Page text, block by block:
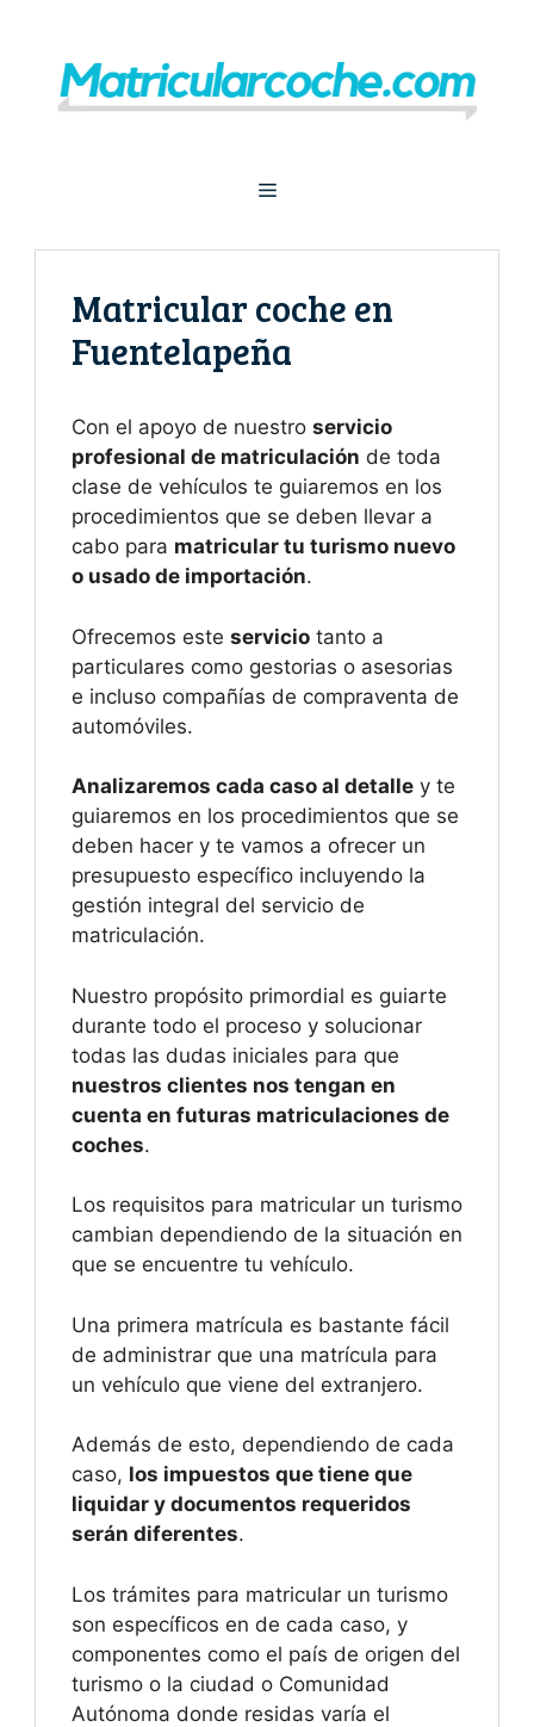
contenido
Menú
Matricular coche en
Fuentelapeña
Con el apoyo de nuestro servicio
profesional de matriculación de toda
clase de vehículos te guiaremos en los
procedimientos que se deben llevar a
cabo para matricular tu turismo nuevo
o usado de importación.
Ofrecemos este servicio tanto a
particulares como gestorias o asesorias
e incluso compañías de compraventa de
automóviles.
Analizaremos cada caso al detalle y te
guiaremos en los procedimientos que se
deben hacer y te vamos a ofrecer un
presupuesto específico incluyendo la
gestión integral del servicio de
matriculación.
Nuestro propósito primordial es guiarte
durante todo el proceso y solucionar
todas las dudas iniciales para que
nuestros clientes nos tengan en
cuenta en futuras matriculaciones de
coches.
Los requisitos para matricular un turismo
cambian dependiendo de la situación en
que se encuentre tu vehículo.
Una primera matrícula es bastante fácil
de administrar que una matrícula para
un vehículo que viene del extranjero.
Además de esto, dependiendo de cada
caso, los impuestos que tiene que
liquidar y documentos requeridos
serán diferentes.
Los trámites para matricular un turismo
son específicos en de cada caso, y
componentes como el país de origen del
turismo o la ciudad o Comunidad
Autónoma donde residas varía el